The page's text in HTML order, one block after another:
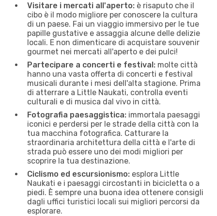
Visitare i mercati all'aperto: è risaputo che il
cibo è il modo migliore per conoscere la cultura
di un paese. Fai un viaggio immersivo per le tue
papille gustative e assaggia alcune delle delizie
locali. E non dimenticare di acquistare souvenir
gourmet nei mercati all'aperto e dei pulci!
Partecipare a concerti e festival: molte città
hanno una vasta offerta di concerti e festival
musicali durante i mesi dell'alta stagione. Prima
di atterrare a Little Naukati, controlla eventi
culturali e di musica dal vivo in città.
Fotografia paesaggistica: immortala paesaggi
iconici e perdersi per le strade della città con la
tua macchina fotografica. Catturare la
straordinaria architettura della città e l'arte di
strada può essere uno dei modi migliori per
scoprire la tua destinazione.
Ciclismo ed escursionismo: esplora Little
Naukati e i paesaggi circostanti in bicicletta o a
piedi. È sempre una buona idea ottenere consigli
dagli uffici turistici locali sui migliori percorsi da
esplorare.